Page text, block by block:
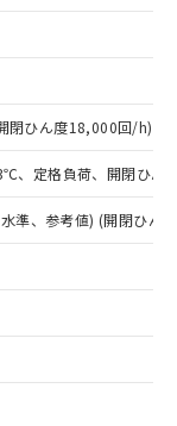
閉ひん度18,000回/h)
、定格負荷、開閉ひん
準、参考値) (開閉ひん
当のオ
売員に
販売拠
をご確認
を当社の
または開
作成サー
I-Web
る必要が
、当社
社の製
酸ジブチル
チル
器に対する
を超える意
、予定
するこ
フタル酸ジ
ベンジ
てが基
有害物
影響を
へお問
出されな
ミサイ
その他
に一切
販売する
容を当
当社は、
係者が違
は、取
あり
につ
先、ま
ン制御
にご確
状況の